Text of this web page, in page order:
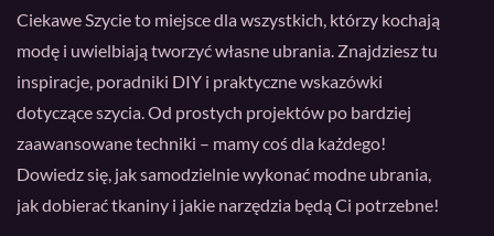
Ciekawe Szycie to miejsce dla wszystkich, którzy kochają
modę i uwielbiają tworzyć własne ubrania. Znajdziesz tu
inspiracje, poradniki DIY i praktyczne wskazówki
dotyczące szycia. Od prostych projektów po bardziej
zaawansowane techniki – mamy coś dla każdego!
Dowiedz się, jak samodzielnie wykonać modne ubrania,
jak dobierać tkaniny i jakie narzędzia będą Ci potrzebne!